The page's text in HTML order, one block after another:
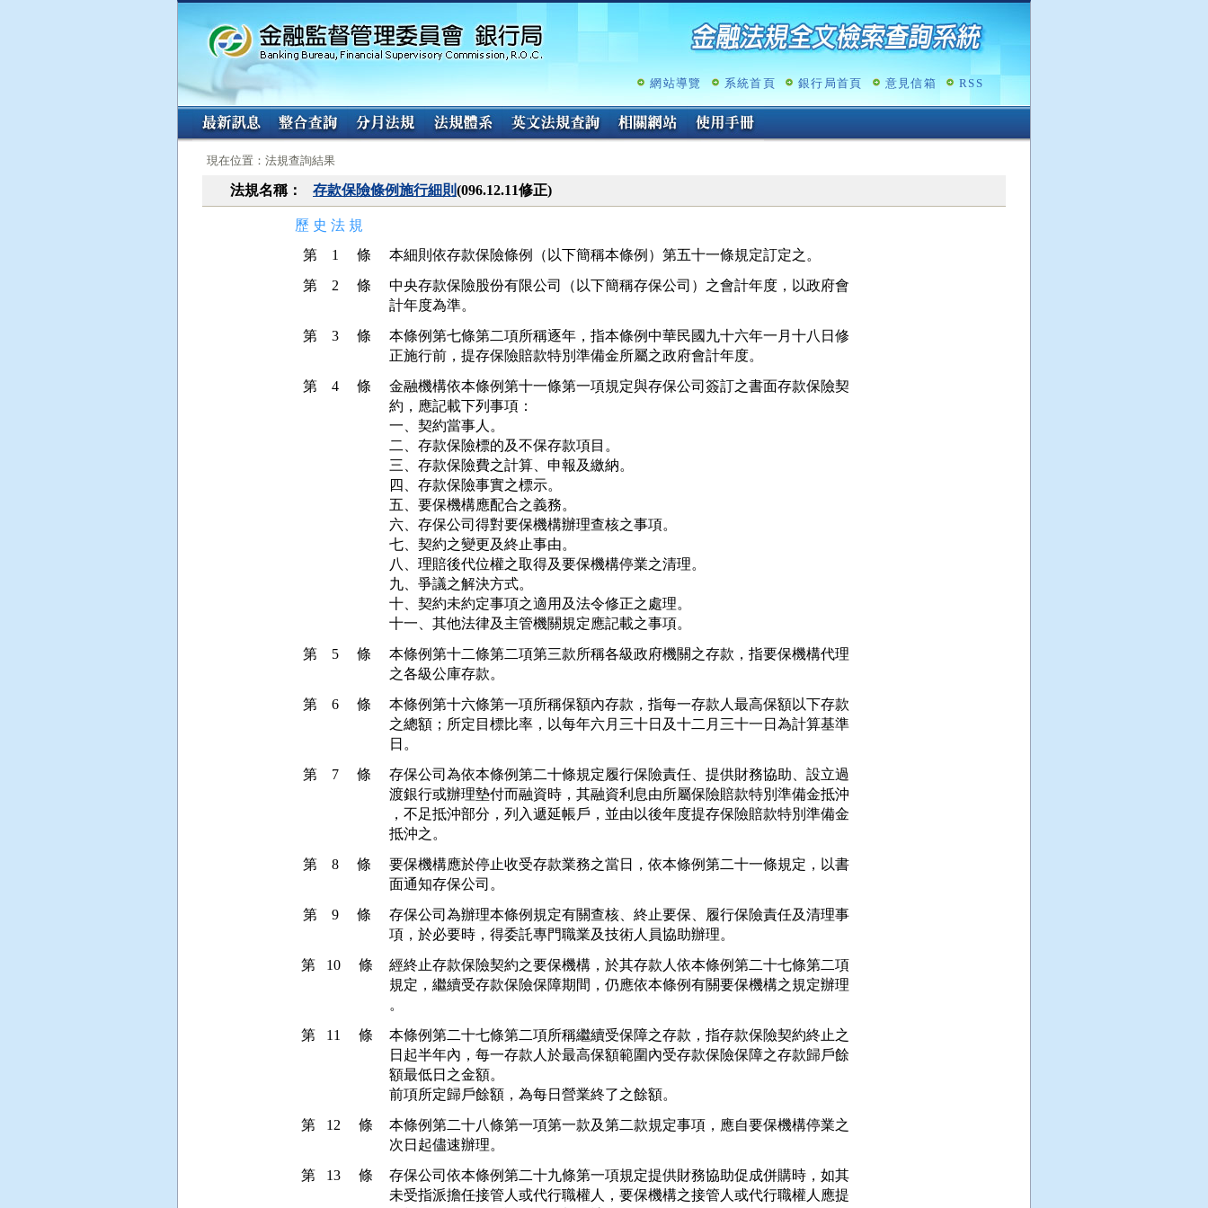
跳
容
網站導覽 系統首頁 銀行局首頁 意見信箱 RSS
:::
現在位置：法規查詢結果
法規名稱： 存款保險條例施行細則(096.12.11修正)
歷 史 法 規
第 1 條
本細則依存款保險條例（以下簡稱本條例）第五十一條規定訂定之。
第 2 條
中央存款保險股份有限公司（以下簡稱存保公司）之會計年度，以政府會
計年度為準。
第 3 條
本條例第七條第二項所稱逐年，指本條例中華民國九十六年一月十八日修
正施行前，提存保險賠款特別準備金所屬之政府會計年度。
第 4 條
金融機構依本條例第十一條第一項規定與存保公司簽訂之書面存款保險契
約，應記載下列事項：
一、契約當事人。
二、存款保險標的及不保存款項目。
三、存款保險費之計算、申報及繳納。
四、存款保險事實之標示。
五、要保機構應配合之義務。
六、存保公司得對要保機構辦理查核之事項。
七、契約之變更及終止事由。
八、理賠後代位權之取得及要保機構停業之清理。
九、爭議之解決方式。
十、契約未約定事項之適用及法令修正之處理。
十一、其他法律及主管機關規定應記載之事項。
第 5 條
本條例第十二條第二項第三款所稱各級政府機關之存款，指要保機構代理
之各級公庫存款。
第 6 條
本條例第十六條第一項所稱保額內存款，指每一存款人最高保額以下存款
之總額；所定目標比率，以每年六月三十日及十二月三十一日為計算基準
日。
第 7 條
存保公司為依本條例第二十條規定履行保險責任、提供財務協助、設立過
渡銀行或辦理墊付而融資時，其融資利息由所屬保險賠款特別準備金抵沖
，不足抵沖部分，列入遞延帳戶，並由以後年度提存保險賠款特別準備金
抵沖之。
第 8 條
要保機構應於停止收受存款業務之當日，依本條例第二十一條規定，以書
面通知存保公司。
第 9 條
存保公司為辦理本條例規定有關查核、終止要保、履行保險責任及清理事
項，於必要時，得委託專門職業及技術人員協助辦理。
第 10 條
經終止存款保險契約之要保機構，於其存款人依本條例第二十七條第二項
規定，繼續受存款保險保障期間，仍應依本條例有關要保機構之規定辦理
。
第 11 條
本條例第二十七條第二項所稱繼續受保障之存款，指存款保險契約終止之
日起半年內，每一存款人於最高保額範圍內受存款保險保障之存款歸戶餘
額最低日之金額。
前項所定歸戶餘額，為每日營業終了之餘額。
第 12 條
本條例第二十八條第一項第一款及第二款規定事項，應自要保機構停業之
次日起儘速辦理。
第 13 條
存保公司依本條例第二十九條第一項規定提供財務協助促成併購時，如其
未受指派擔任接管人或代行職權人，要保機構之接管人或代行職權人應提